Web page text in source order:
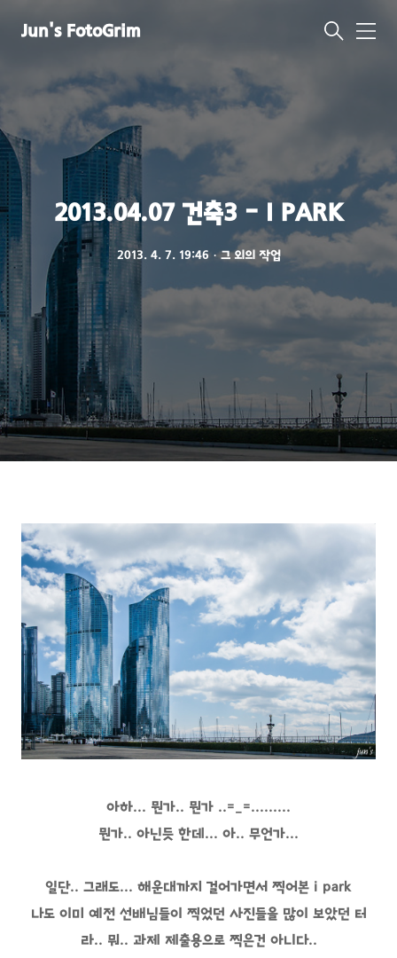
Jun's FotoGrim
메
2013.04.07 건축3 - I PARK
2013. 4. 7. 19:46ㆍ그 외의 작업
아하... 뭔가.. 뭔가 ..=_=.........
뭔가.. 아닌듯 한데... 아.. 무언가...
일단.. 그래도... 해운대까지 걸어가면서 찍어본 i park
나도 이미 예전 선배님들이 찍었던 사진들을 많이 보았던 터
라.. 뭐.. 과제 제출용으로 찍은건 아니다..